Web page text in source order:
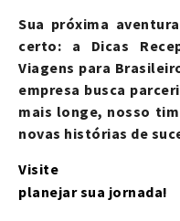
Sua próxima
certo: a Dicas
Viagens para
empresa busca
mais longe, nosso
novas histórias de
Visite
planejar sua jornada!